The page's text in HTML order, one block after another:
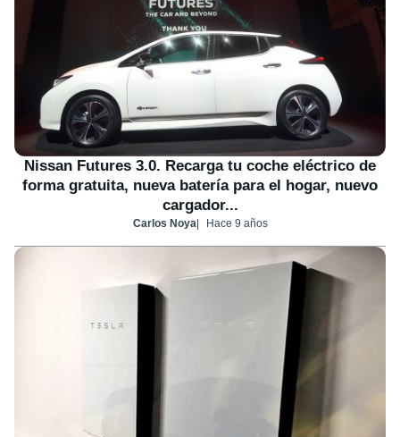
Nissan Futures 3.0. Recarga tu coche eléctrico de
forma gratuita, nueva batería para el hogar, nuevo
cargador...
Carlos Noya Hace 9 años